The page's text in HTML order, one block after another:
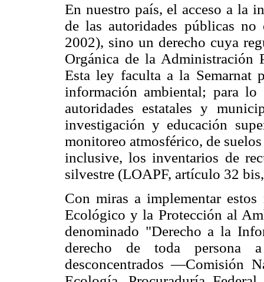
En nuestro país, el acceso a la
de las autoridades públicas
2002), sino un derecho cuya
Orgánica de la Administración
Esta ley faculta a la Semarnat
información ambiental; para
autoridades estatales y
investigación y educación
monitoreo atmosférico, de
inclusive, los inventarios de
silvestre (LOAPF, artículo 32
Con miras a implementar
Ecológico y la Protección al
denominado "Derecho a la
derecho de toda persona
desconcentrados —Comisión